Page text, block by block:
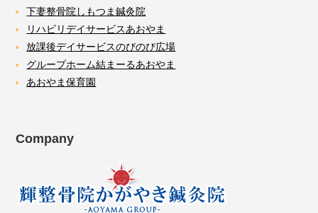
下妻整骨院しもつま鍼灸院
リハビリデイサービスあおやま
放課後デイサービスのびのび広場
グループホーム結まーるあおやま
あおやま保育園
Company